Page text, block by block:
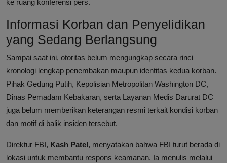
ke ruang konferensi pers.
Informasi Korban dan Penyelidikan
yang Sedang Berlangsung
Sampai saat ini, otoritas belum mengungkap secara rinci
kronologi lengkap penembakan maupun identitas kedua korban.
Pihak Gedung Putih, Kepolisian Metropolitan Washington DC,
Dinas Pemadam Kebakaran, serta Layanan Medis Darurat DC
juga belum memberikan keterangan resmi terkait kondisi korban
dan motif di balik insiden tersebut.
Direktur FBI, Kash Patel, menyatakan bahwa FBI turut berada di
lokasi untuk membantu respons keamanan. Ia menulis melalui